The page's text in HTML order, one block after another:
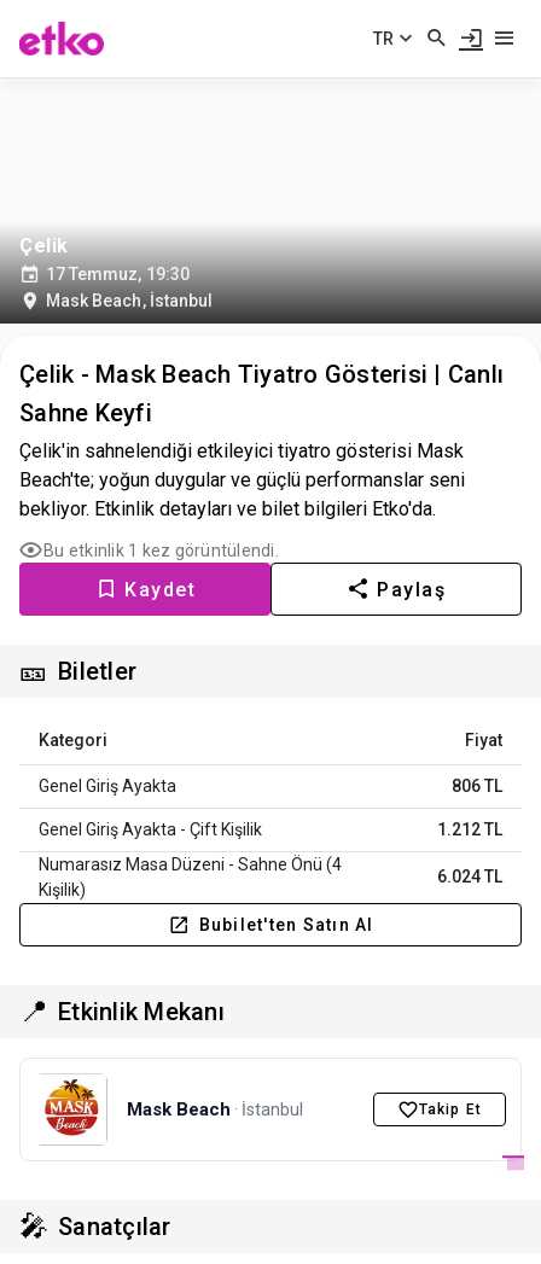
TR
Çelik
17 Temmuz, 19:30
Mask Beach, İstanbul
Çelik - Mask Beach Tiyatro Gösterisi | Canlı
Sahne Keyfi
Çelik'in sahnelendiği etkileyici tiyatro gösterisi Mask
Beach'te; yoğun duygular ve güçlü performanslar seni
bekliyor. Etkinlik detayları ve bilet bilgileri Etko'da.
Bu etkinlik 1 kez görüntülendi.
Kaydet Paylaş
🎫 Biletler
Kategori Fiyat
Genel Giriş Ayakta 806 TL
Genel Giriş Ayakta - Çift Kişilik
1.212 TL
Numarasız Masa Düzeni - Sahne Önü (4
Kişilik)
6.024 TL
Bubilet'ten Satın Al
📍 Etkinlik Mekanı
Mask Beach · İstanbul Takip Et
🎤 Sanatçılar